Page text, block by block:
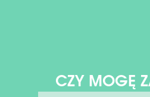
CZY MOGĘ